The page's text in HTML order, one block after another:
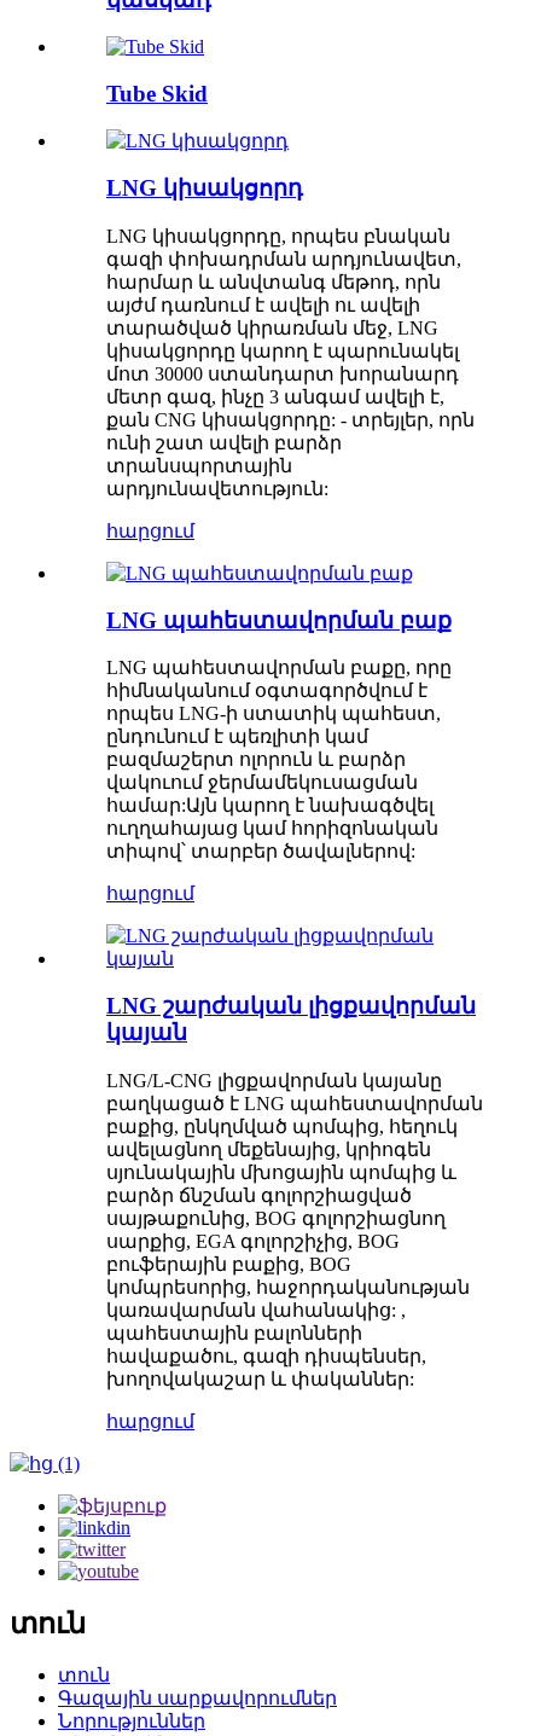
Tube Skid
LNG կիսակցորդ
LNG կիսակցորդը, որպես բնական
գազի փոխադրման արդյունավետ,
հարմար և անվտանգ մեթոդ, որն
այժմ դառնում է ավելի ու ավելի
տարածված կիրառման մեջ, LNG
կիսակցորդը կարող է պարունակել
մոտ 30000 ստանդարտ խորանարդ
մետր գազ, ինչը 3 անգամ ավելի է,
քան CNG կիսակցորդը: - տրեյլեր, որն
ունի շատ ավելի բարձր
տրանսպորտային
արդյունավետություն:
հարցում
LNG պահեստավորման բաք
LNG պահեստավորման բաքը, որը
հիմնականում օգտագործվում է
որպես LNG-ի ստատիկ պահեստ,
ընդունում է պեռլիտի կամ
բազմաշերտ ոլորուն և բարձր
վակուում ջերմամեկուսացման
համար:Այն կարող է նախագծվել
ուղղահայաց կամ հորիզոնական
տիպով՝ տարբեր ծավալներով:
հարցում
LNG շարժական լիցքավորման
կայան
LNG/L-CNG լիցքավորման կայանը
բաղկացած է LNG պահեստավորման
բաքից, ընկղմված պոմպից, հեղուկ
ավելացնող մեքենայից, կրիոգեն
սյունակային մխոցային պոմպից և
բարձր ճնշման գոլորշիացված
սայթաքունից, BOG գոլորշիացնող
սարքից, EGA գոլորշիչից, BOG
բուֆերային բաքից, BOG
կոմպրեսորից, հաջորդականության
կառավարման վահանակից: ,
պահեստային բալոնների
հավաքածու, գազի դիսպենսեր,
խողովակաշար և փականներ:
հարցում
տուն
տուն
Գազային սարքավորումներ
Նորություններ